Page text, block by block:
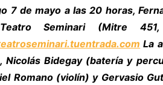
7 de mayo a las 20 horas,
Seminari (Mitre 451,
La
Nicolás Bidegay (batería y
Romano (violín) y Gervasio